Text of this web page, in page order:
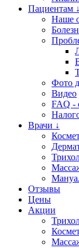
Пациентам ↓
Наше
Фото
Видео
FAQ -
Врачи ↓
Отзывы
Цены
Акции